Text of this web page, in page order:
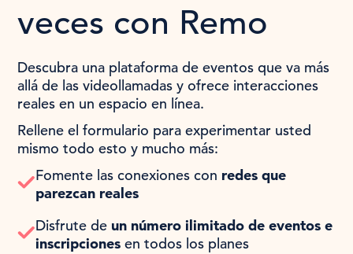
veces con Remo
Descubra una plataforma de eventos que va más
allá de las videollamadas y ofrece interacciones
reales en un espacio en línea.
Rellene el formulario para experimentar usted
mismo todo esto y mucho más:
Fomente las conexiones con redes que
parezcan reales
Disfrute de un número ilimitado de eventos e
inscripcionesen todos los planes